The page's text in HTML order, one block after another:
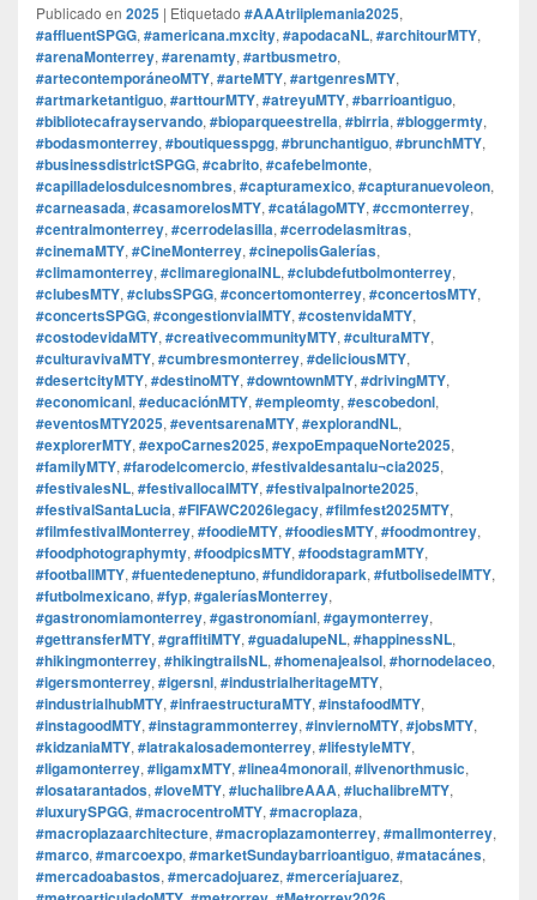
Publicado en 2025 | Etiquetado #AAAtriiplemania2025,
#affluentSPGG, #americana.mxcity, #apodacaNL, #architourMTY,
#arenaMonterrey, #arenamty, #artbusmetro,
#artecontemporáneoMTY, #arteMTY, #artgenresMTY,
#artmarketantiguo, #arttourMTY, #atreyuMTY, #barrioantiguo,
#bibliotecafrayservando, #bioparqueestrella, #birria, #bloggermty,
#bodasmonterrey, #boutiquesspgg, #brunchantiguo, #brunchMTY,
#businessdistrictSPGG, #cabrito, #cafebelmonte,
#capilladelosdulcesnombres, #capturamexico, #capturanuevoleon,
#carneasada, #casamorelosMTY, #catálagoMTY, #ccmonterrey,
#centralmonterrey, #cerrodelasilla, #cerrodelasmitras,
#cinemaMTY, #CineMonterrey, #cinepolisGalerías,
#climamonterrey, #climaregionalNL, #clubdefutbolmonterrey,
#clubesMTY, #clubsSPGG, #concertomonterrey, #concertosMTY,
#concertsSPGG, #congestionvialMTY, #costenvidaMTY,
#costodevidaMTY, #creativecommunityMTY, #culturaMTY,
#culturavivaMTY, #cumbresmonterrey, #deliciousMTY,
#desertcityMTY, #destinoMTY, #downtownMTY, #drivingMTY,
#economicanl, #educaciónMTY, #empleomty, #escobedonl,
#eventosMTY2025, #eventsarenaMTY, #explorandNL,
#explorerMTY, #expoCarnes2025, #expoEmpaqueNorte2025,
#familyMTY, #farodelcomercio, #festivaldesantalu¬cia2025,
#festivalesNL, #festivallocalMTY, #festivalpalnorte2025,
#festivalSantaLucia, #FIFAWC2026legacy, #filmfest2025MTY,
#filmfestivalMonterrey, #foodieMTY, #foodiesMTY, #foodmontrey,
#foodphotographymty, #foodpicsMTY, #foodstagramMTY,
#footballMTY, #fuentedeneptuno, #fundidorapark, #futbolisedelMTY,
#futbolmexicano, #fyp, #galeríasMonterrey,
#gastronomiamonterrey, #gastronomíanl, #gaymonterrey,
#gettransferMTY, #graffitiMTY, #guadalupeNL, #happinessNL,
#hikingmonterrey, #hikingtrailsNL, #homenajealsol, #hornodelaceo,
#igersmonterrey, #igersnl, #industrialheritageMTY,
#industrialhubMTY, #infraestructuraMTY, #instafoodMTY,
#instagoodMTY, #instagrammonterrey, #inviernoMTY, #jobsMTY,
#kidzaniaMTY, #latrakalosademonterrey, #lifestyleMTY,
#ligamonterrey, #ligamxMTY, #linea4monorail, #livenorthmusic,
#losatarantados, #loveMTY, #luchalibreAAA, #luchalibreMTY,
#luxurySPGG, #macrocentroMTY, #macroplaza,
#macroplazaarchitecture, #macroplazamonterrey, #mallmonterrey,
#marco, #marcoexpo, #marketSundaybarrioantiguo, #matacánes,
#mercadoabastos, #mercadojuarez, #merceríajuarez,